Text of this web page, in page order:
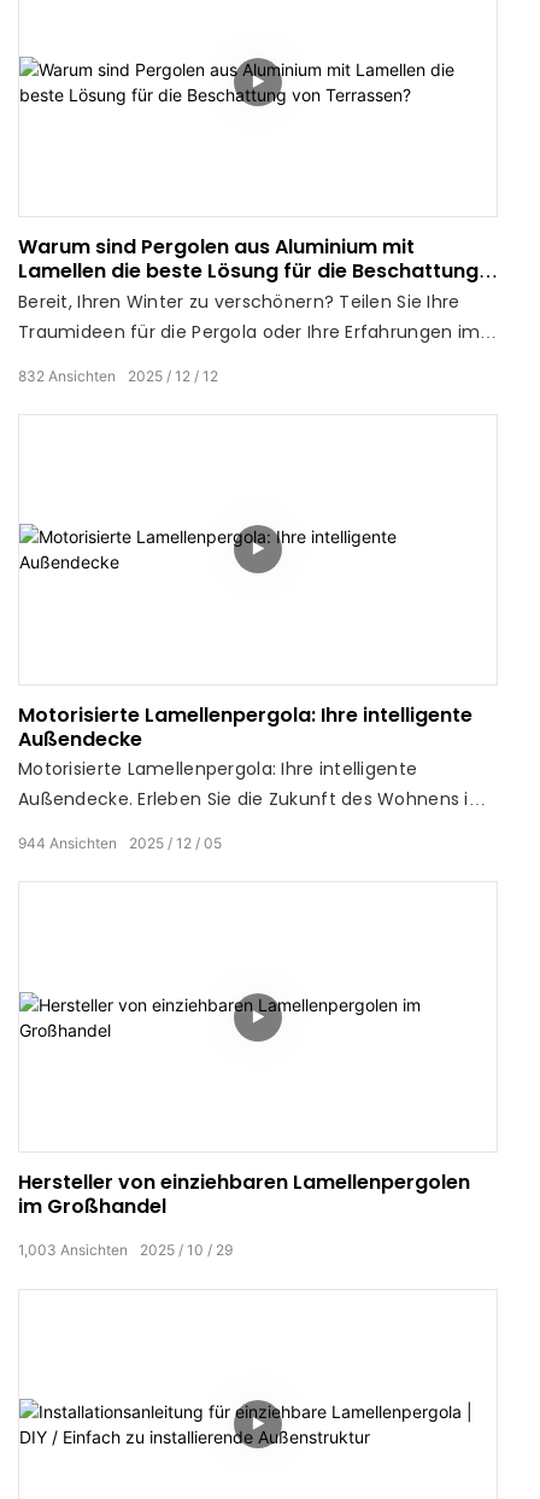
Warum sind Pergolen aus Aluminium mit
Lamellen die beste Lösung für die Beschattung
von Terrassen?
Bereit, Ihren Winter zu verschönern? Teilen Sie Ihre
Traumideen für die Pergola oder Ihre Erfahrungen im
2025 12 12
832 Ansichten
Motorisierte Lamellenpergola: Ihre intelligente
Außendecke
Motorisierte Lamellenpergola: Ihre intelligente
Außendecke. Erleben Sie die Zukunft des Wohnens im
2025 12 05
944 Ansichten
Hersteller von einziehbaren Lamellenpergolen
im Großhandel
2025 10 29
1,003 Ansichten